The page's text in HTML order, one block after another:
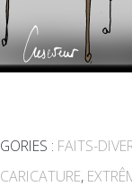
: FAITS-
CARICATURE,